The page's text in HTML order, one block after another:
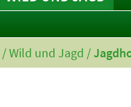
/Wild und Jagd /